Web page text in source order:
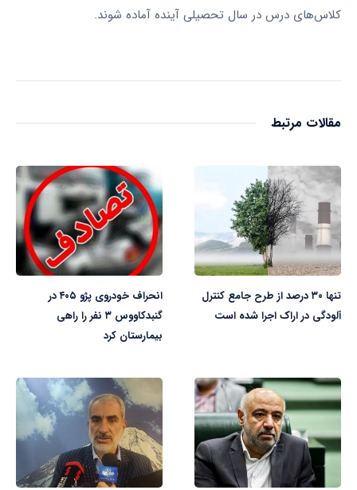
کلاس‌های درس در سال تحصیلی آینده آماده شوند.
مقالات مرتبط
تنها ۳۰ درصد از طرح جامع کنترل
آلودگی در اراک اجرا شده است
انحراف خودروی پژو ۴۰۵ در
گنبدکاووس ۳ نفر را راهی
بیمارستان کرد